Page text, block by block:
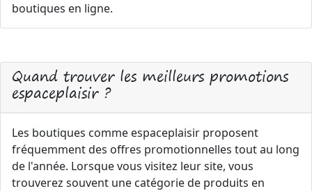
boutiques en ligne.
Quand trouver les meilleurs promotions
espaceplaisir ?
Les boutiques comme espaceplaisir proposent
fréquemment des offres promotionnelles tout au long
de l'année. Lorsque vous visitez leur site, vous
trouverez souvent une catégorie de produits en